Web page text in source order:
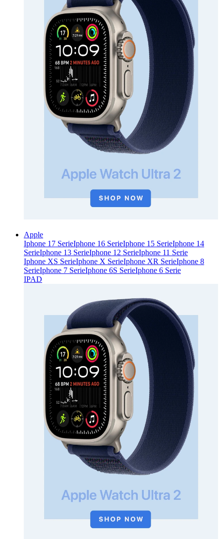
Apple
Iphone 17 SerieIphone 16 SerieIphone 15 SerieIphone 14
SerieIphone 13 SerieIphone 12 SerieIphone 11 Serie
Iphone XS SerieIphone X SerieIphone XR SerieIphone 8
SerieIphone 7 SerieIphone 6S SerieIphone 6 Serie
IPAD